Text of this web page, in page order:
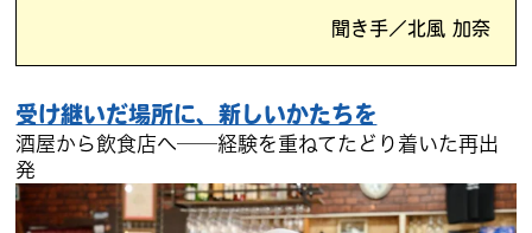
聞き手／北風 加奈
受け継いだ場所に、新しいかたちを
酒屋から飲食店へ──経験を重ねてたどり着いた再出
発